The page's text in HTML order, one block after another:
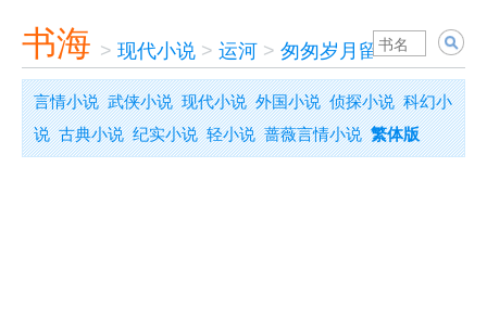
书海 > 现代小说 > 运河 > 匆匆岁月留影
言情小说 武侠小说 现代小说 外国小说 侦探小说 科幻小
说 古典小说 纪实小说 轻小说 蔷薇言情小说 繁体版